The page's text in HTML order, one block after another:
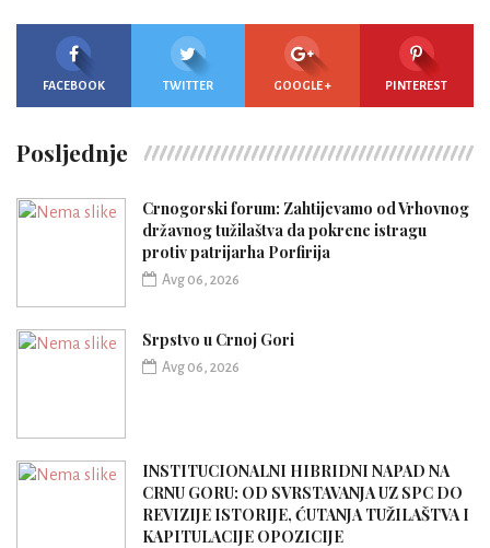
FACEBOOK TWITTER GOOGLE + PINTEREST
Posljednje
Crnogorski forum: Zahtijevamo od Vrhovnog
državnog tužilaštva da pokrene istragu
protiv patrijarha Porfirija
Avg 06, 2026
Srpstvo u Crnoj Gori
Avg 06, 2026
INSTITUCIONALNI HIBRIDNI NAPAD NA
CRNU GORU: OD SVRSTAVANJA UZ SPC DO
REVIZIJE ISTORIJE, ĆUTANJA TUŽILAŠTVA I
KAPITULACIJE OPOZICIJE